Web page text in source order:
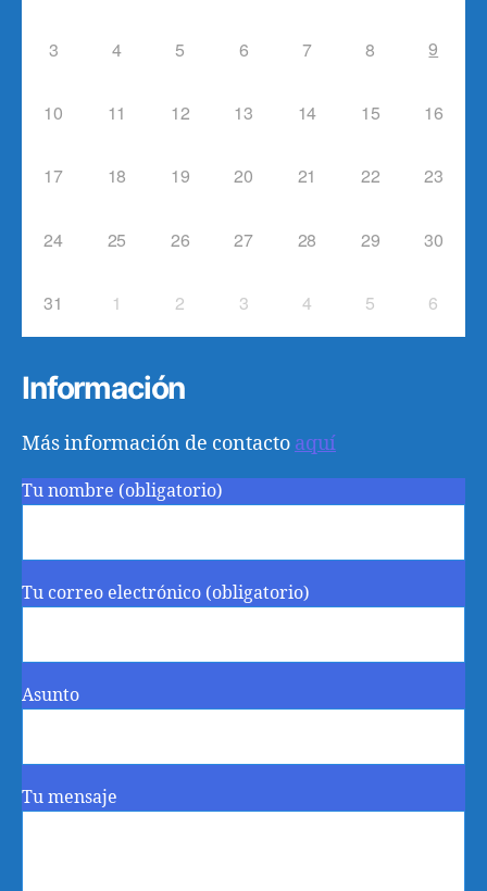
3 4 5 6 7 8 9
10 11 12 13 14 15 16
17 18 19 20 21 22 23
24 25 26 27 28 29 30
31 1 2 3 4 5 6
Información
Más información de contacto aquí
Tu nombre (obligatorio)
Tu correo electrónico (obligatorio)
Asunto
Tu mensaje